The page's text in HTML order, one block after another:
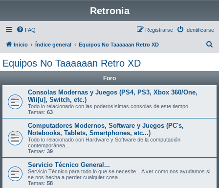
Retronia
FAQ Identificarse
Registrarse
Inicio Índice general Equipos No Taaaaaan Retro XD
Equipos No Taaaaaan Retro XD
Foro
Consolas Modernas y Juegos (PS4, PS3, Xbox 360/One,
Wii[u], Switch, etc.)
Todo lo relacionado con las poderosísimas consolas de este tiempo.
Temas: 63
Computadores Modernos, Software y Juegos (PC's,
Notebooks, Tablets, Smartphones, etc...)
Todo lo relacionado con Hardware y Software de la computación
contemporánea...
Temas: 39
Servicio Técnico General...
Servicio Técnico para todo lo que se necesite... A ver como nos ayudamos si
se nos hecha a perder cualquier cosa...
Temas: 58